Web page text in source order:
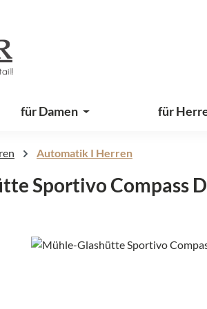
für Damen für
Automatik I Herren
Sportivo Compass